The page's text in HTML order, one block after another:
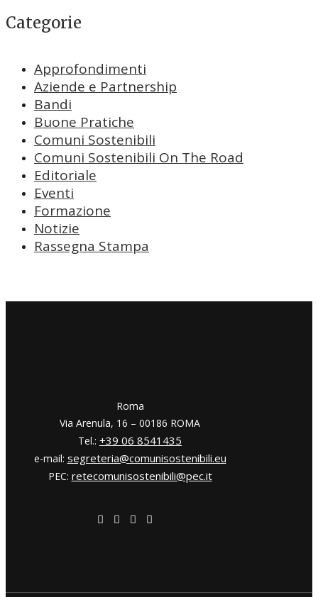
Categorie
Approfondimenti
Aziende e Partnership
Bandi
Buone Pratiche
Comuni Sostenibili
Comuni Sostenibili On The Road
Editoriale
Eventi
Formazione
Notizie
Rassegna Stampa
​​Roma
Via Arenula, 16 – 00186 ROMA
Tel.: +39 06 8541435
e-mail: segreteria@comunisostenibili.eu
PEC: retecomunisostenibili@pec.it